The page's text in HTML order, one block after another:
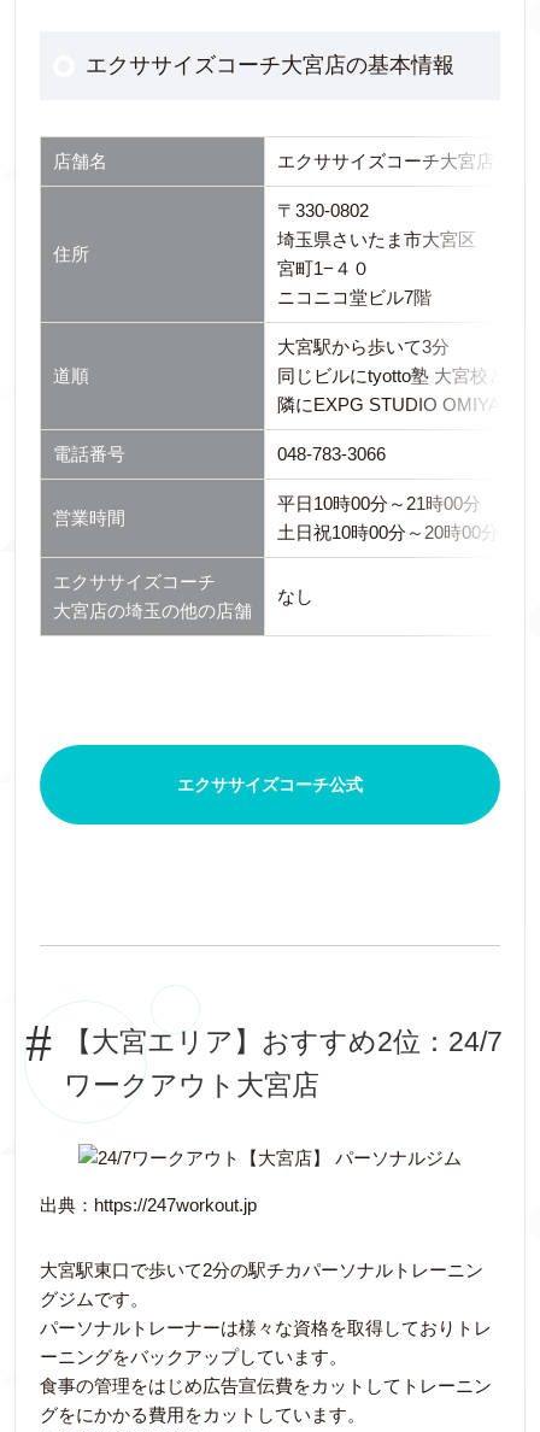
エクササイズコーチ大宮店の基本情報
店舗名 エクササイズコーチ大宮店
住所
〒330-0802
埼玉県さいたま市大宮区
宮町1−４０
ニコニコ堂ビル7階
道順
大宮駅から歩いて3分
同じビルにtyotto塾 大宮校と
隣にEXPG STUDIO OMIYA（
電話番号 048-783-3066
営業時間
平日10時00分～21時00分
土日祝10時00分～20時00分
エクササイズコーチ
大宮店の埼玉の他の店舗
なし
エクササイズコーチ公式
【大宮エリア】おすすめ2位：24/7
ワークアウト大宮店
出典：https://247workout.jp
大宮駅東口で歩いて2分の駅チカパーソナルトレーニン
グジムです。
パーソナルトレーナーは様々な資格を取得しておりトレ
ーニングをバックアップしています。
食事の管理をはじめ広告宣伝費をカットしてトレーニン
グをにかかる費用をカットしています。